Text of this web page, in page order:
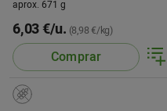
aprox. 671 g
6,03 €/u. (8,98 €/kg)
Comprar